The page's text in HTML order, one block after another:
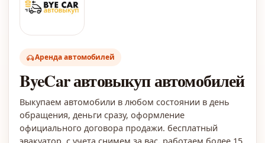
Аренда автомобилей
ByeCar автовыкуп автомобилей
Выкупаем автомобили в любом состоянии в день
обращения, деньги сразу, оформление
официального договора продажи. бесплатный
эвакуатор. с учета снимем за вас. работаем более 15